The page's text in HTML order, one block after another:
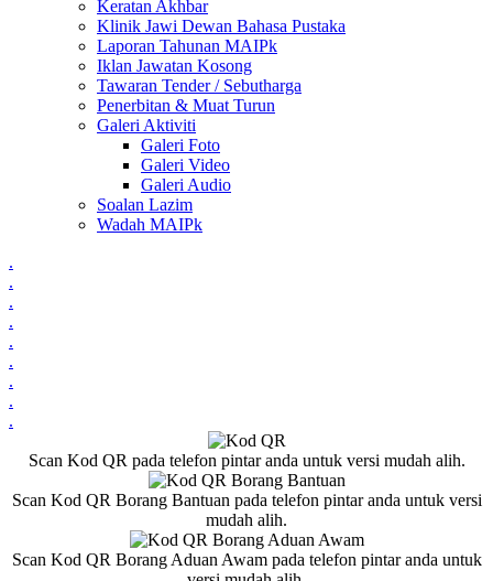
Keratan Akhbar
Klinik Jawi Dewan Bahasa Pustaka
Laporan Tahunan MAIPk
Iklan Jawatan Kosong
Tawaran Tender / Sebutharga
Penerbitan & Muat Turun
Galeri Aktiviti
Galeri Foto
Galeri Video
Galeri Audio
Soalan Lazim
Wadah MAIPk
.
.
.
.
.
.
.
.
.
Scan Kod QR pada telefon pintar anda untuk versi mudah alih.
Scan Kod QR Borang Bantuan pada telefon pintar anda untuk versi
mudah alih.
Scan Kod QR Borang Aduan Awam pada telefon pintar anda untuk